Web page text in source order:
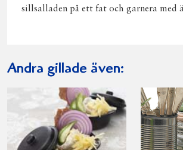
sillsalladen på ett fat och garnera med
Andra gillade även: